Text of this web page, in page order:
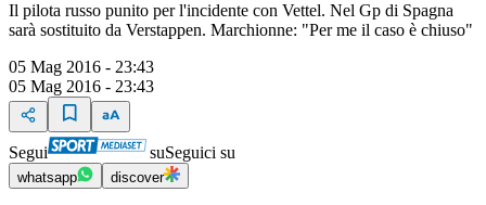
Il pilota russo punito per l'incidente con Vettel. Nel Gp di Spagna
sarà sostituito da Verstappen. Marchionne: "Per me il caso è chiuso"
05 Mag 2016 - 23:43
05 Mag 2016 - 23:43
Segui suSeguici su
whatsapp discover